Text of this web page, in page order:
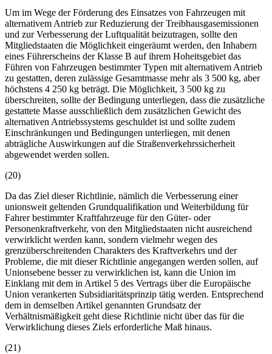
Um im Wege der Förderung des Einsatzes von Fahrzeugen mit
alternativem Antrieb zur Reduzierung der Treibhausgasemissionen
und zur Verbesserung der Luftqualität beizutragen, sollte den
Mitgliedstaaten die Möglichkeit eingeräumt werden, den Inhabern
eines Führerscheins der Klasse B auf ihrem Hoheitsgebiet das
Führen von Fahrzeugen bestimmter Typen mit alternativem Antrieb
zu gestatten, deren zulässige Gesamtmasse mehr als 3 500 kg, aber
höchstens 4 250 kg beträgt. Die Möglichkeit, 3 500 kg zu
überschreiten, sollte der Bedingung unterliegen, dass die zusätzliche
gestattete Masse ausschließlich dem zusätzlichen Gewicht des
alternativen Antriebssystems geschuldet ist und sollte zudem
Einschränkungen und Bedingungen unterliegen, mit denen
abträgliche Auswirkungen auf die Straßenverkehrssicherheit
abgewendet werden sollen.
(20)
Da das Ziel dieser Richtlinie, nämlich die Verbesserung einer
unionsweit geltenden Grundqualifikation und Weiterbildung für
Fahrer bestimmter Kraftfahrzeuge für den Güter- oder
Personenkraftverkehr, von den Mitgliedstaaten nicht ausreichend
verwirklicht werden kann, sondern vielmehr wegen des
grenzüberschreitenden Charakters des Kraftverkehrs und der
Probleme, die mit dieser Richtlinie angegangen werden sollen, auf
Unionsebene besser zu verwirklichen ist, kann die Union im
Einklang mit dem in Artikel 5 des Vertrags über die Europäische
Union verankerten Subsidiaritätsprinzip tätig werden. Entsprechend
dem in demselben Artikel genannten Grundsatz der
Verhältnismäßigkeit geht diese Richtlinie nicht über das für die
Verwirklichung dieses Ziels erforderliche Maß hinaus.
(21)